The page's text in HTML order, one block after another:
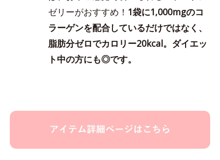
ゼリーがおすすめ！ 1袋に1,000mgのコ
ラーゲンを配合しているだけではなく、
脂肪分ゼロでカロリー20kcal。ダイエッ
ト中の方にも◎です。